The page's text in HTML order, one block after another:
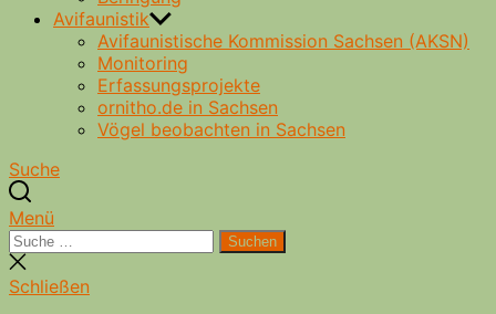
Avifaunistik
Avifaunistische Kommission Sachsen (AKSN)
Monitoring
Erfassungsprojekte
ornitho.de in Sachsen
Vögel beobachten in Sachsen
Suche
Menü
Suche
nach:
Suchen
Suche
schließen
Schließen